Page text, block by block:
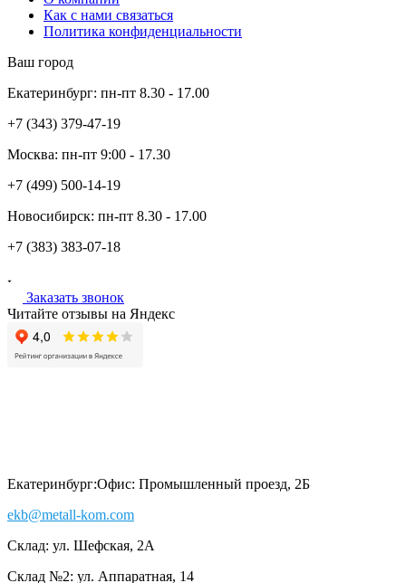
Как с нами связаться
Политика конфиденциальности
Ваш город
Екатеринбург: пн-пт 8.30 - 17.00
+7 (343) 379-47-19
Москва: пн-пт 9:00 - 17.30
+7 (499) 500-14-19
Новосибирск: пн-пт 8.30 - 17.00
+7 (383) 383-07-18
Заказать звонок
Читайте отзывы на Яндекс
Екатеринбург:Офис: Промышленный проезд, 2Б
ekb@metall-kom.com
Склад: ул. Шефская, 2А
Склад №2: ул. Аппаратная, 14